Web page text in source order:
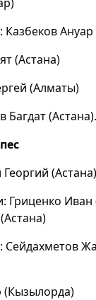
Казбеков
(Астана)
(Алматы)
Багдат (Астана).
(Астана)
Гриценко Иван
Сейдахметов
(Кызылорда)